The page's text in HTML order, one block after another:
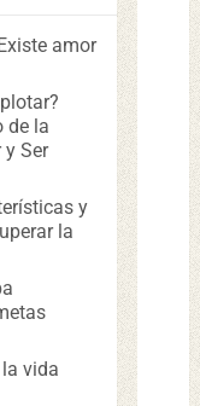
amor
de la
Ser
y
la
vida